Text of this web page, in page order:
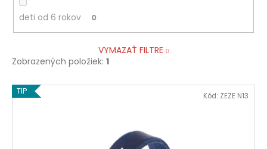
deti od 6 rokov 0
VYMAZAŤ FILTRE
Zobrazených položiek: 1
V
TIP Kód: ZEZE N13